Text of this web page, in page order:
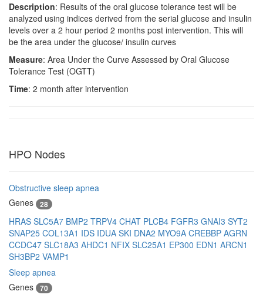
Description: Results of the oral glucose tolerance test will be
analyzed using indices derived from the serial glucose and insulin
levels over a 2 hour period 2 months post intervention. This will
be the area under the glucose/ insulin curves
Measure: Area Under the Curve Assessed by Oral Glucose
Tolerance Test (OGTT)
Time: 2 month after intervention
HPO Nodes
Obstructive sleep apnea
Genes
28
HRAS SLC5A7 BMP2 TRPV4 CHAT PLCB4 FGFR3 GNAI3 SYT2
SNAP25 COL13A1 IDS IDUA SKI DNA2 MYO9A CREBBP AGRN
CCDC47 SLC18A3 AHDC1 NFIX SLC25A1 EP300 EDN1 ARCN1
SH3BP2 VAMP1
Sleep apnea
Genes
70